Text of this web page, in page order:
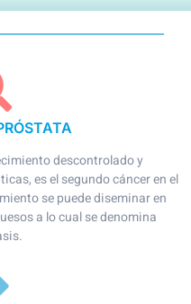
descontrolado y
es el segundo cáncer en el
se puede diseminar en
a lo cual se denomina